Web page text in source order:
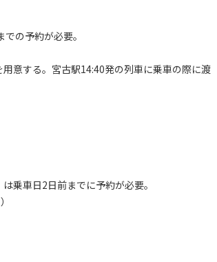
の予約が必要。
意する。宮古駅14:40発の列車に乗車の際に渡
乗車日2日前までに予約が必要。